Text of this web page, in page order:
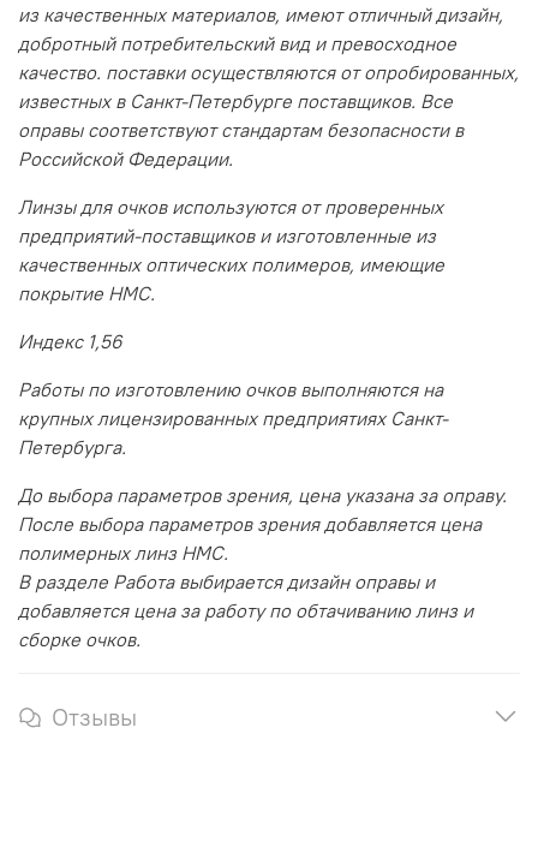
из качественных материалов, имеют отличный дизайн,
добротный потребительский вид и превосходное
качество. поставки осуществляются от опробированных,
известных в Санкт-Петербурге поставщиков. Все
оправы соответствуют стандартам безопасности в
Российской Федерации.
Линзы для очков используются от проверенных
предприятий-поставщиков и изготовленные из
качественных оптических полимеров, имеющие
покрытие HMC.
Индекс 1,56
Работы по изготовлению очков выполняются на
крупных лицензированных предприятиях Санкт-
Петербурга.
До выбора параметров зрения, цена указана за оправу.
После выбора параметров зрения добавляется цена
полимерных линз HMC.
В разделе Работа выбирается дизайн оправы и
добавляется цена за работу по обтачиванию линз и
сборке очков.
Отзывы